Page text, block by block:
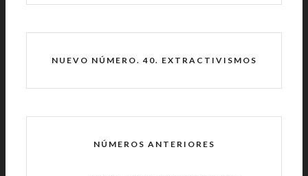
NUEVO NÚMERO. 40. EXTRACTIVISMOS
NÚMEROS ANTERIORES